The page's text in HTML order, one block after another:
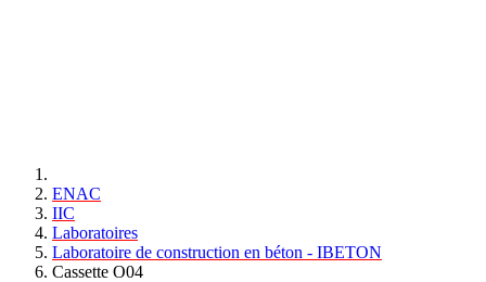
ENAC
IIC
Laboratoires
Laboratoire de construction en béton - IBETON
Cassette O04